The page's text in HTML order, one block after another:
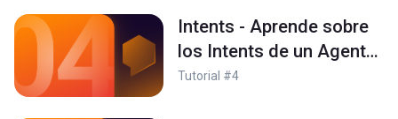
Intents - Aprende sobre
los Intents de un Agente
de Dialogflow ES
Tutorial #4